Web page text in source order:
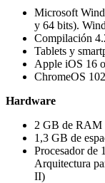
Microsoft
y 64 bits).
Compilación
Tablets y
Apple iOS 16
ChromeOS
Hardware
2 GB de RAM
1,3 GB de
Procesador de
Arquitectura
II)